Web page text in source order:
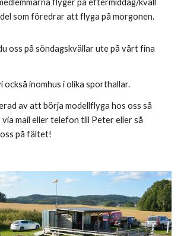
flyger på eftermiddag/kväll
som föredrar att flyga på morgonen.
oss på söndagskvällar ute på vårt fina
inomhus i olika sporthallar.
av att börja modellflyga hos oss så
mail eller telefon till Peter eller så
på fältet!